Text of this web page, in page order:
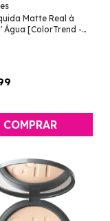
Matte Real à
Água [ColorTrend -
COMPRAR